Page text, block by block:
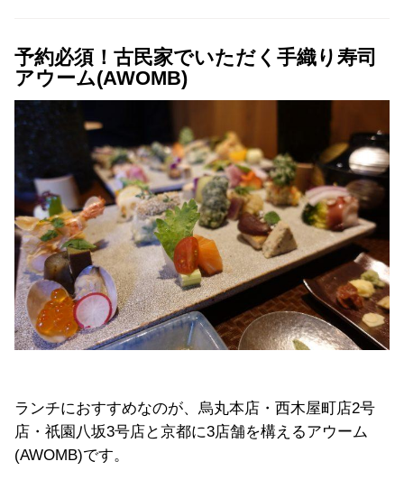
予約必須！古民家でいただく手織り寿司
アウーム(AWOMB)
ランチにおすすめなのが、烏丸本店・西木屋町店2号
店・祇園八坂3号店と京都に3店舗を構えるアウーム
(AWOMB)です。